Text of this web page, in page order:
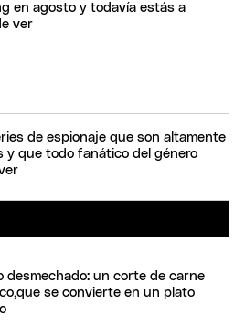
en agosto y todavía estás a
ver
de espionaje que son altamente
y que todo fanático del género
desmechado: un corte de carne
se convierte en un plato